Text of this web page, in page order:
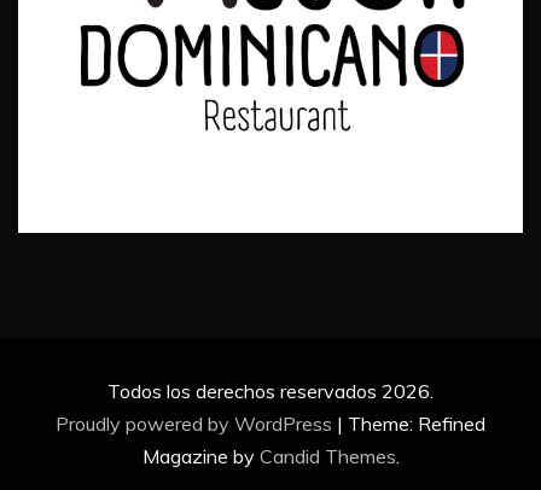
Todos los derechos reservados 2026.
Proudly powered by WordPress | Theme: Refined
Magazine by Candid Themes